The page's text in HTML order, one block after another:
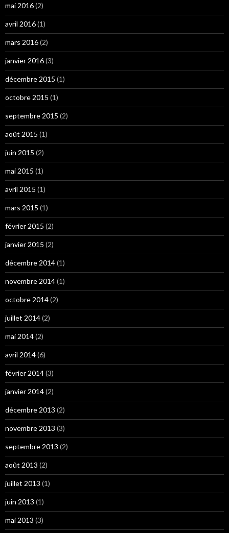
mai 2016(2)
avril 2016(1)
mars 2016(2)
janvier 2016(3)
décembre 2015 (1)
octobre 2015 (1)
septembre 2015 (2)
août 2015 (1)
juin 2015 (2)
mai 2015 (1)
avril 2015 (1)
mars 2015 (1)
février 2015 (2)
janvier 2015 (2)
décembre 2014(1)
novembre 2014(1)
octobre 2014(2)
juillet 2014(2)
mai 2014(2)
avril 2014(6)
février 2014(3)
janvier 2014(2)
décembre 2013 (2)
novembre 2013 (3)
septembre 2013 (2)
août 2013 (2)
juillet 2013 (1)
juin 2013 (1)
mai 2013 (3)